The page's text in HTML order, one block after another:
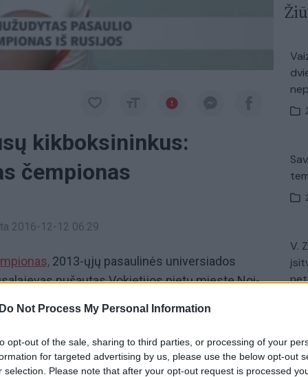
Do Not Process My Personal Information
opt-out of the sale, sharing to third parties, or processing of your
for targeted advertising by us, please use the below opt-out
selection. Please note that after your opt-out request is processed
kikboksininkus:
čempionas
2016-12-12 06:29
2013-ųjų pasaulinės universiados
nušautas Vokietijos pietų mieste Noi-
Tragedija įvyko įvyko lapkričio 18-osios
čempionas
kaukėtas nusikaltėlis. Žmogžudys sėdo į
V.